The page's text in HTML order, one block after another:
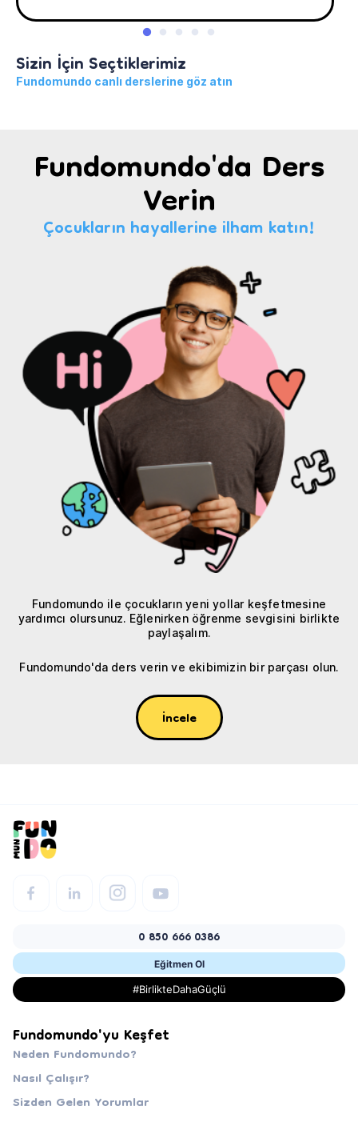
Sizin İçin Seçtiklerimiz
Fundomundo canlı derslerine göz atın
Fundomundo'da Ders
Verin
Çocukların hayallerine ilham katın!
Fundomundo ile çocukların yeni yollar keşfetmesine
yardımcı olursunuz. Eğlenirken öğrenme sevgisini birlikte
paylaşalım.
Fundomundo'da ders verin ve ekibimizin bir parçası olun.
İncele
0 850 666 0386
Eğitmen Ol
#BirlikteDahaGüçlü
Fundomundo'yu Keşfet
Neden Fundomundo?
Nasıl Çalışır?
Sizden Gelen Yorumlar